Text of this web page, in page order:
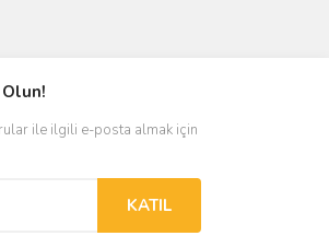
ile ilgili e-posta almak için
KATIL